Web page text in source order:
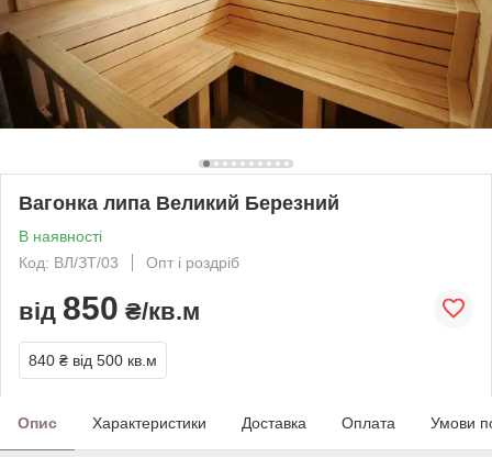
Вагонка липа Великий Березний
В наявності
Код: ВЛ/ЗТ/03
Опт і роздріб
від 850 ₴/кв.м
840 ₴ від 500 кв.м
Опис Характеристики Доставка Оплата Умови